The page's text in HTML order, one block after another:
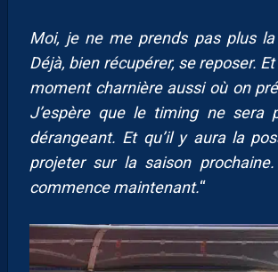
Moi, je ne me prends pas plus la
Déjà, bien récupérer, se reposer. Et
moment charnière aussi où on
J’espère que le timing ne sera
dérangeant. Et qu’il y aura la
projeter sur la saison prochaine.
commence maintenant.“